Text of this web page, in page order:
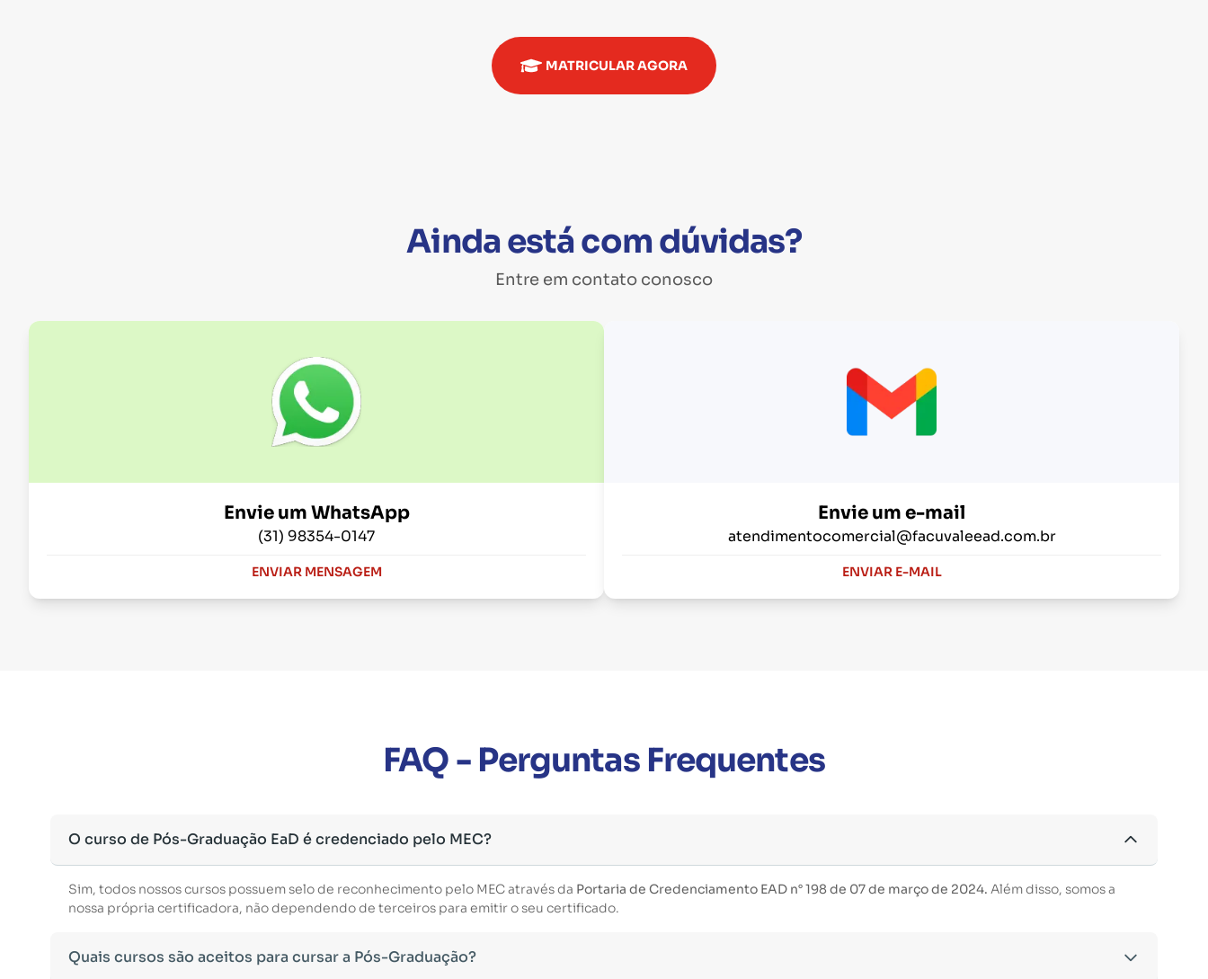
MATRICULAR AGORA
Ainda está com dúvidas?
Entre em contato conosco
Envie um WhatsApp
(31) 98354-0147
ENVIAR MENSAGEM
Envie um e-mail
atendimentocomercial@facuvaleead.com.br
ENVIAR E-MAIL
FAQ - Perguntas Frequentes
O curso de Pós-Graduação EaD é credenciado pelo MEC?
Sim, todos nossos cursos possuem selo de reconhecimento pelo MEC através da Portaria de Credenciamento EAD n° 198 de 07 de março de 2024. Além disso, somos a
nossa própria certificadora, não dependendo de terceiros para emitir o seu certificado.
Quais cursos são aceitos para cursar a Pós-Graduação?